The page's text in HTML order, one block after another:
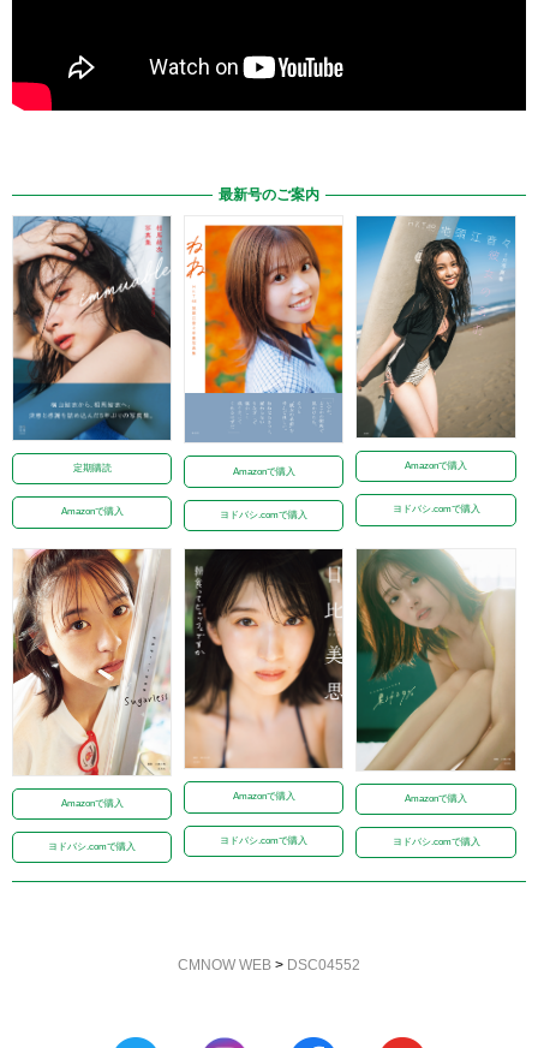
最新号のご案内
定期購読
Amazonで購入
Amazonで購入
ヨドバシ.comで購入
Amazonで購入
ヨドバシ.comで購入
Amazonで購入
ヨドバシ.comで購入
Amazonで購入
ヨドバシ.comで購入
Amazonで購入
ヨドバシ.comで購入
CMNOW WEB > DSC04552